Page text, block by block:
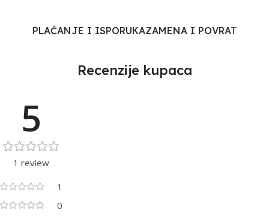
PLAĆANJE I ISPORUKAZAMENA I POVRAT
Recenzije kupaca
5
1 review
1
0